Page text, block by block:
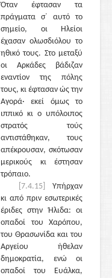
Όταν έφτασαν τα
πράγματα σ᾽ αυτό το
σημείο, οι Ηλείοι
έχασαν ολωσδιόλου το
ηθικό τους. Στο μεταξύ
οι Αρκάδες βάδιζαν
εναντίον της πόλης
τους, κι έφτασαν ώς την
Αγορά· εκεί όμως το
ιππικό κι ο υπόλοιπος
στρατός τούς
αντιστάθηκαν, τους
απέκρουσαν, σκότωσαν
μερικούς κι έστησαν
τρόπαιο.
[7.4.15]
Υπήρχαν
κι από πριν εσωτερικές
έριδες στην Ήλιδα: οι
οπαδοί του Χαρόπου,
του Θρασωνίδα και του
Αργείου ήθελαν
δημοκρατία, ενώ οι
οπαδοί του Ευάλκα,